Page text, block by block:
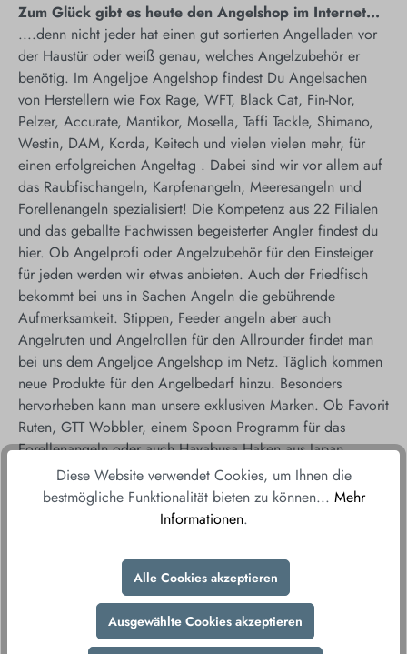
Zum Glück gibt es heute den Angelshop im Internet...
....denn nicht jeder hat einen gut sortierten Angelladen vor
der Haustür oder weiß genau, welches Angelzubehör er
benötig. Im Angeljoe Angelshop findest Du Angelsachen
von Herstellern wie Fox Rage, WFT, Black Cat, Fin-Nor,
Pelzer, Accurate, Mantikor, Mosella, Taffi Tackle, Shimano,
Westin, DAM, Korda, Keitech und vielen vielen mehr, für
einen erfolgreichen Angeltag . Dabei sind wir vor allem auf
das Raubfischangeln, Karpfenangeln, Meeresangeln und
Forellenangeln spezialisiert! Die Kompetenz aus 22 Filialen
und das geballte Fachwissen begeisterter Angler findest du
hier. Ob Angelprofi oder Angelzubehör für den Einsteiger
für jeden werden wir etwas anbieten. Auch der Friedfisch
bekommt bei uns in Sachen Angeln die gebührende
Aufmerksamkeit. Stippen, Feeder angeln aber auch
Angelruten und Angelrollen für den Allrounder findet man
bei uns dem Angeljoe Angelshop im Netz. Täglich kommen
neue Produkte für den Angelbedarf hinzu. Besonders
hervorheben kann man unsere exklusiven Marken. Ob Favorit
Ruten, GTT Wobbler, einem Spoon Programm für das
Forellenangeln oder auch Hayabusa Haken aus Japan.
AngelJoe Onlineshop Sale
In unserer Kategorie Sale findest du aktuelle Angebote,
Auslaufmodelle oder Restposten. Wir aktualisieren diese
Angebote zu haben. Wenn du keinen Deal verpassen willst
schau einfach regelmäßig vorbei, denn in dieser Kategorie
gilt, wer zu erst kommt fängt zuerst.
Diese Website verwendet Cookies, um Ihnen die
bestmögliche Funktionalität bieten zu können... Mehr
Informationen.
Alle Cookies akzeptieren
Ausgewählte Cookies akzeptieren